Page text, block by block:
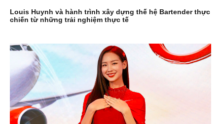
Louis Huynh và hành trình xây dựng thế hệ Bartender thực
chiến từ những trải nghiệm thực tế